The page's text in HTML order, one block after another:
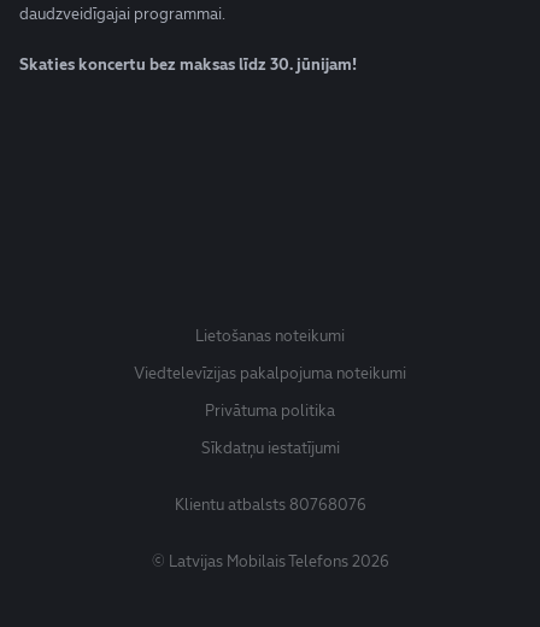
daudzveidīgajai programmai.
Skaties koncertu bez maksas līdz 30. jūnijam!
Lietošanas noteikumi
Viedtelevīzijas pakalpojuma noteikumi
Privātuma politika
Sīkdatņu iestatījumi
Klientu atbalsts80768076
© Latvijas Mobilais Telefons 2026